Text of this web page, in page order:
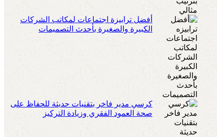
أفضل ترابيزة اجتماعات لمكاتب الشركات
الكبيرة والصغيرة بأحدث التصميمات
كرسي مدير فاخر بتقنيات حديثة للحفاظ على
صحة العمود الفقري وزيادة التركيز